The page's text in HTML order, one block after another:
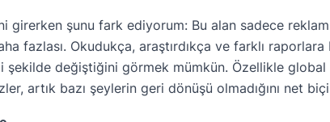
girerken şunu fark ediyorum: Bu alan sadece
fazlası. Okudukça, araştırdıkça ve farklı
şekilde değiştiğini görmek mümkün. Özellikle
artık bazı şeylerin geri dönüşü olmadığını net